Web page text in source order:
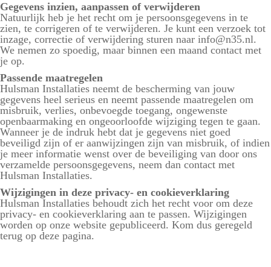
Gegevens inzien, aanpassen of verwijderen
Natuurlijk heb je het recht om je persoonsgegevens in te
zien, te corrigeren of te verwijderen. Je kunt een verzoek tot
inzage, correctie of verwijdering sturen naar info@n35.nl.
We nemen zo spoedig, maar binnen een maand contact met
je op.
Passende maatregelen
Hulsman Installaties neemt de bescherming van jouw
gegevens heel serieus en neemt passende maatregelen om
misbruik, verlies, onbevoegde toegang, ongewenste
openbaarmaking en ongeoorloofde wijziging tegen te gaan.
Wanneer je de indruk hebt dat je gegevens niet goed
beveiligd zijn of er aanwijzingen zijn van misbruik, of indien
je meer informatie wenst over de beveiliging van door ons
verzamelde persoonsgegevens, neem dan contact met
Hulsman Installaties.
Wijzigingen in deze privacy- en cookieverklaring
Hulsman Installaties behoudt zich het recht voor om deze
privacy- en cookieverklaring aan te passen. Wijzigingen
worden op onze website gepubliceerd. Kom dus geregeld
terug op deze pagina.